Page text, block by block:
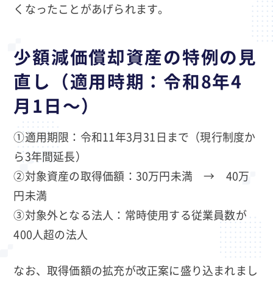
くなったことがあげられます。
少額減価償却資産の特例の見
直し（適用時期：令和8年4
月1日～）
①適用期限：令和11年3月31日まで（現行制度か
ら3年間延長）
②対象資産の取得価額：30万円未満 → 40万
円未満
③対象外となる法人：常時使用する従業員数が
400人超の法人
なお、取得価額の拡充が改正案に盛り込まれまし